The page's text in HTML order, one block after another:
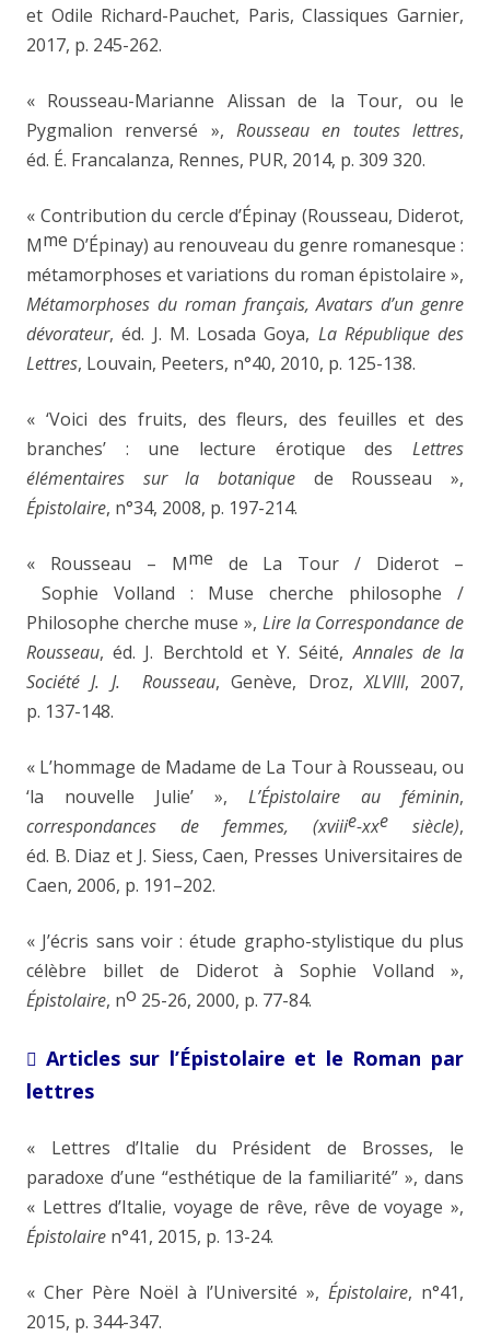
et Odile Richard-Pauchet, Paris, Classiques Garnier,
2017, p. 245-262.
« Rousseau-Marianne Alissan de la Tour, ou le
Pygmalion renversé », Rousseau en toutes lettres,
éd. É. Francalanza, Rennes, PUR, 2014, p. 309 320.
« Contribution du cercle d’Épinay (Rousseau, Diderot,
Mme D’Épinay) au renouveau du genre romanesque :
métamorphoses et variations du roman épistolaire »,
Métamorphoses du roman français, Avatars d’un genre
dévorateur, éd. J. M. Losada Goya, La République des
Lettres, Louvain, Peeters, n°40, 2010, p. 125-138.
« ‘Voici des fruits, des fleurs, des feuilles et des
branches’ : une lecture érotique des Lettres
élémentaires sur la botanique de Rousseau »,
Épistolaire, n°34, 2008, p. 197-214.
« Rousseau – Mme de La Tour / Diderot –
Sophie Volland : Muse cherche philosophe /
Philosophe cherche muse », Lire la Correspondance de
Rousseau, éd. J. Berchtold et Y. Séité,Annales de la
Société J. J. Rousseau, Genève, Droz,XLVIII, 2007,
p. 137-148.
« L’hommage de Madame de La Tour à Rousseau, ou
‘la nouvelle Julie’ », L’Épistolaire au féminin,
correspondances de femmes, (xviiie-xxe siècle),
éd. B. Diaz et J. Siess, Caen, Presses Universitaires de
Caen, 2006, p. 191–202.
« J’écris sans voir : étude grapho-stylistique du plus
célèbre billet de Diderot à Sophie Volland »,
Épistolaire, no 25-26, 2000, p. 77-84.
 Articles sur l’Épistolaire et le Roman par
lettres
« Lettres d’Italie du Président de Brosses, le
paradoxe d’une “esthétique de la familiarité” », dans
« Lettres d’Italie, voyage de rêve, rêve de voyage »,
Épistolaire n°41, 2015, p. 13-24.
« Cher Père Noël à l’Université », Épistolaire, n°41,
2015, p. 344-347.